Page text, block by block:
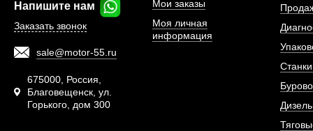
Двигатель Weichai
АРТИКУЛ:
Напишите нам
Заказать звонок
sale@motor-55.ru
675000, Россия,
Благовещенск, ул.
Горького, дом 300
Мои заказы
Моя личная
информация